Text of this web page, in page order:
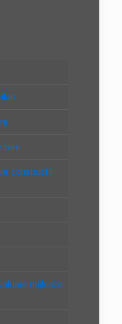
constructii
mijloace